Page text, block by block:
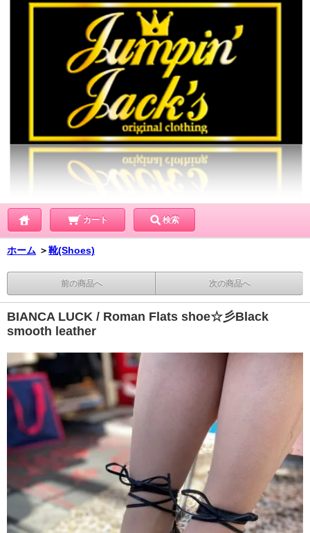
カート 検索
ホーム ＞靴(Shoes)
前の商品へ 次の商品へ
BIANCA LUCK / Roman Flats shoe☆彡Black
smooth leather